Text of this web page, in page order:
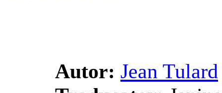
Autor: Jean Tulard